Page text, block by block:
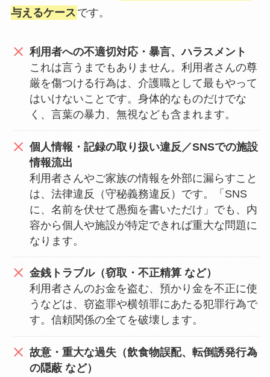
与えるケース です。
利用者への不適切対応・暴言、ハラスメント
これは言うまでもありません。利用者さんの尊
厳を傷つける行為は、介護職として最もやって
はいけないことです。身体的なものだけでな
く、言葉の暴力、無視なども含まれます。
個人情報・記録の取り扱い違反／SNSでの施設
情報流出
利用者さんやご家族の情報を外部に漏らすこと
は、法律違反（守秘義務違反）です。「SNS
に、名前を伏せて愚痴を書いただけ」でも、内
容から個人や施設が特定できれば重大な問題に
なります。
金銭トラブル（窃取・不正精算 など）
利用者さんのお金を盗む、預かり金を不正に使
うなどは、窃盗罪や横領罪にあたる犯罪行為で
す。信頼関係の全てを破壊します。
故意・重大な過失（飲食物誤配、転倒誘発行為
の隠蔽 など）